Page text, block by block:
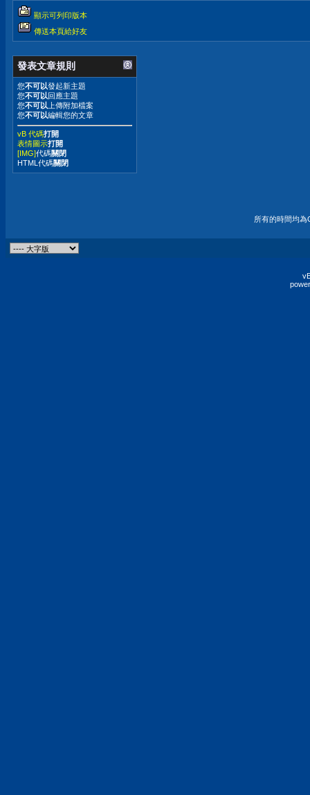
顯示可列印版本
傳送本頁給好友
發表文章規則
您不可以發起新主題
您不可以 回應主題
您不可以 上傳附加檔案
您不可以編輯您的文章
vB 代碼打開
表情圖示打開
[IMG]代碼關閉
HTML代碼關閉
所有的時間均為